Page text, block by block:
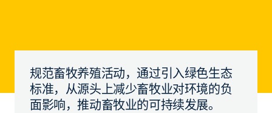
规范畜牧养殖活动，通过引入绿色生态
标准，从源头上减少畜牧业对环境的负
面影响，推动畜牧业的可持续发展。